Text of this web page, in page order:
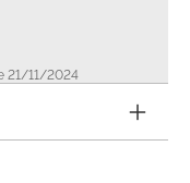
21/11/2024